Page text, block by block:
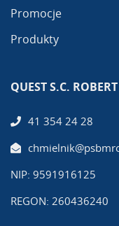
Promocje
Produkty
QUEST S.C.
41 354 24 28
NIP: 9591916125
REGON: 260436240